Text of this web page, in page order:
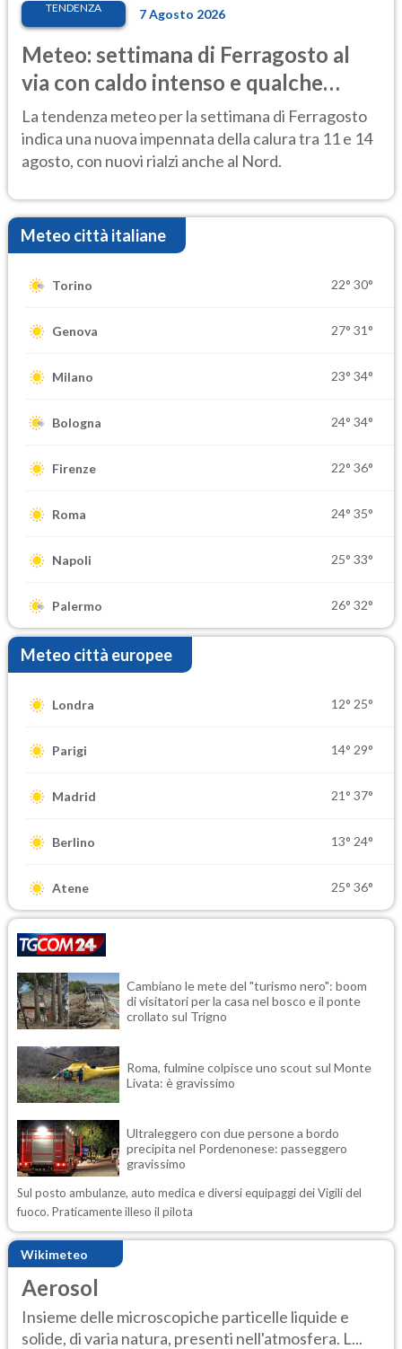
TENDENZA 7 Agosto 2026
Meteo: settimana di Ferragosto al
via con caldo intenso e qualche
temporale
La tendenza meteo per la settimana di Ferragosto
indica una nuova impennata della calura tra 11 e 14
agosto, con nuovi rialzi anche al Nord.
Meteo città italiane
Torino 22° 30°
Genova 27° 31°
Milano 23° 34°
Bologna 24° 34°
Firenze 22° 36°
Roma 24° 35°
Napoli 25° 33°
Palermo 26° 32°
Meteo città europee
Londra 12° 25°
Parigi 14° 29°
Madrid 21° 37°
Berlino 13° 24°
Atene 25° 36°
Cambiano le mete del "turismo nero": boom
di visitatori per la casa nel bosco e il ponte
crollato sul Trigno
Roma, fulmine colpisce uno scout sul Monte
Livata: è gravissimo
Ultraleggero con due persone a bordo
precipita nel Pordenonese: passeggero
gravissimo
Sul posto ambulanze, auto medica e diversi equipaggi dei Vigili del
fuoco. Praticamente illeso il pilota
Wikimeteo
Aerosol
Insieme delle microscopiche particelle liquide e
solide, di varia natura, presenti nell'atmosfera. L...